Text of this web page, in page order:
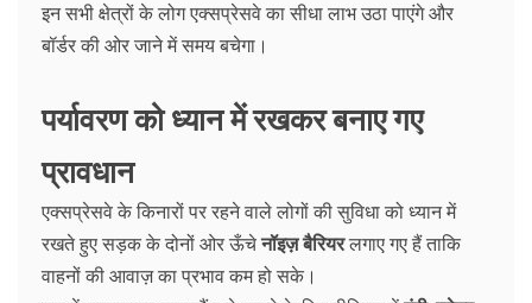
इन सभी क्षेत्रों के लोग एक्सप्रेसवे का सीधा लाभ उठा पाएंगे और
बॉर्डर की ओर जाने में समय बचेगा।
पर्यावरण को ध्यान में रखकर बनाए गए
प्रावधान
एक्सप्रेसवे के किनारों पर रहने वाले लोगों की सुविधा को ध्यान में
रखते हुए सड़क के दोनों ओर ऊँचेनॉइज़ बैरियरलगाए गए हैं ताकि
वाहनों की आवाज़ का प्रभाव कम हो सके।